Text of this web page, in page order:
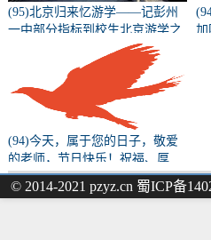
(95)北京归来忆游学——记彭州
一中部分指标到校生北京游学之
加
(94)今天，属于您的日子，敬爱
的老师，节日快乐！祝福、厚
望、初心、使命……都请您收
下！（原文转载）
© 2014-2021 pzyz.cn 蜀ICP备